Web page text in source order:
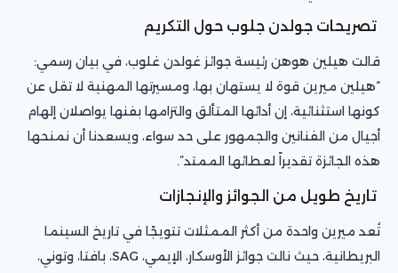
تصريحات جولدن جلوب حول التكريم
قالت هيلين هوهن رئيسة جوائز غولدن غلوب، في بيان رسمي:
“هيلين ميرين قوة لا يستهان بها، ومسيرتها المهنية لا تقل عن
كونها استثنائية، إن أدائها المتألق والتزامها بفنها يواصلان إلهام
أجيال من الفنانين والجمهور على حد سواء، ويسعدنا أن نمنحها
هذه الجائزة تقديراً لعطائها الممتد”.
تاريخ طويل من الجوائز والإنجازات
تُعد ميرين واحدة من أكثر الممثلات تتويجًا في تاريخ السينما
البريطانية، حيث نالت جوائز الأوسكار، الإيمي، SAG، بافتا، وتوني،